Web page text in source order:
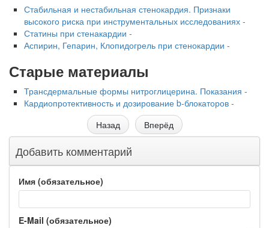
Стабильная и нестабильная стенокардия. Признаки
высокого риска при инструментальных исследованиях -
Статины при стенакардии -
Аспирин, Гепарин, Клопидогрель при стенокардии -
Старые материалы
Трансдермальные формы нитроглицерина. Показания -
Кардиопротективность и дозирование b-блокаторов -
Назад
Вперёд
Добавить комментарий
Имя (обязательное)
E-Mail (обязательное)